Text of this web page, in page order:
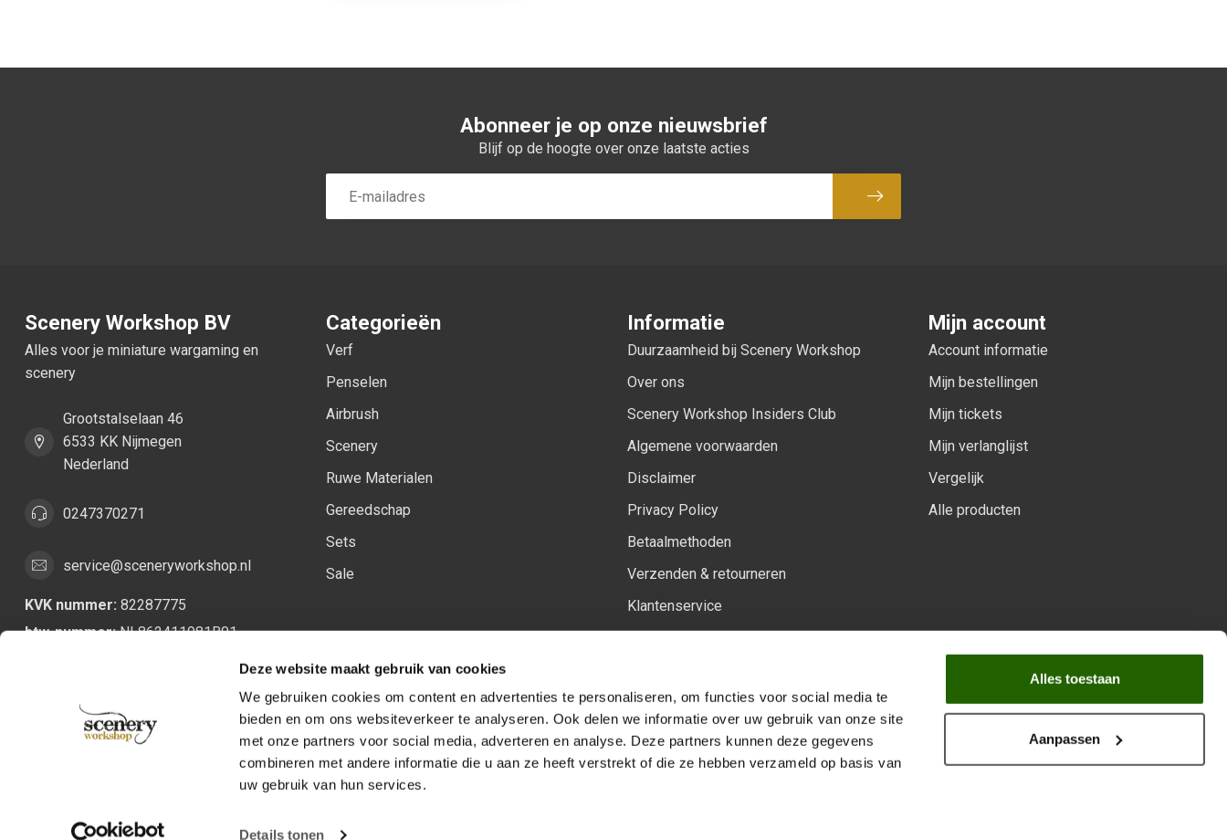
Deze website maakt gebruik van cookies
We gebruiken cookies om content en advertenties te personaliseren, om functies voor social media te
bieden en om ons websiteverkeer te analyseren. Ook delen we informatie over uw gebruik van onze site
met onze partners voor social media, adverteren en analyse. Deze partners kunnen deze gegevens
combineren met andere informatie die u aan ze heeft verstrekt of die ze hebben verzameld op basis van
uw gebruik van hun services.
Details tonen
Alles toestaan
Aanpassen
Abonneer je op onze nieuwsbrief
Blijf op de hoogte over onze laatste acties
Abonneer
Scenery Workshop BV
Alles voor je miniature wargaming en
scenery
Grootstalselaan 46
6533 KK Nijmegen
Nederland
0247370271
service@sceneryworkshop.nl
KVK nummer: 82287775
btw-nummer:NL862411981B01
Categorieën
Verf
Penselen
Airbrush
Scenery
Ruwe Materialen
Gereedschap
Sets
Sale
Informatie
Duurzaamheid bij Scenery Workshop
Over ons
Scenery Workshop Insiders Club
Algemene voorwaarden
Disclaimer
Privacy Policy
Betaalmethoden
Verzenden & retourneren
Klantenservice
Mijn account
Account informatie
Mijn bestellingen
Mijn tickets
Mijn verlanglijst
Vergelijk
Alle producten
Volg ons op:
Facebook
YoutubeInstagram